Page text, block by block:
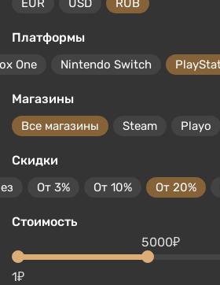
EUR USD RUB
Платформы
One Nintendo Switch
Магазины
Все магазины Steam Playo
Скидки
От 3% От 10% От 20%
Стоимость
1₽
5000₽